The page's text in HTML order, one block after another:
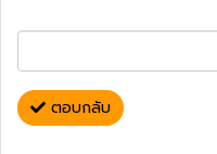
ตอบกลับ